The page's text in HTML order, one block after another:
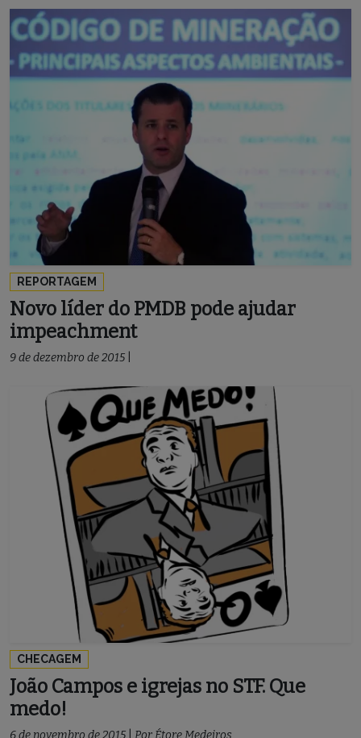
REPORTAGEM
Novo líder do PMDB pode ajudar
impeachment
9 de dezembro de 2015
CHECAGEM
João Campos e igrejas no STF. Que
medo!
6 de novembro de 2015 Por Étore Medeiros